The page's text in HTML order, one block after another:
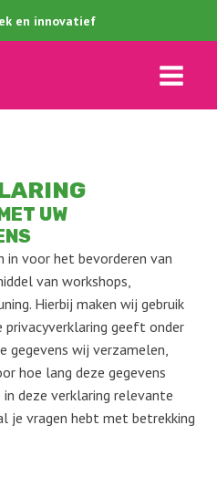
en innovatief
UW
voor het bevorderen van
van workshops,
Hierbij maken wij gebruik
privacyverklaring geeft onder
gegevens wij verzamelen,
hoe lang deze gegevens
deze verklaring relevante
je vragen hebt met betrekking